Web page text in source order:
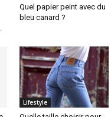
Quel papier peint avec du
bleu canard ?
Lifestyle